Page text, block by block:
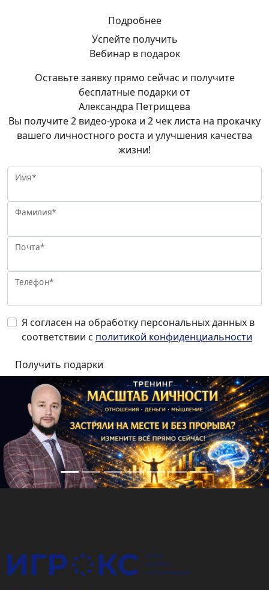
Подробнее
Успейте получить
Вебинар в подарок
Оставьте заявку прямо сейчас и получите
бесплатные подарки от
Александра Петрищева
Вы получите 2 видео-урока и 2 чек листа на прокачку
вашего личностного роста и улучшения качества
жизни!
Имя*
Фамилия*
Почта*
Телефон*
Я согласен на обработку персональных данных в
соответствии с политикой конфиденциальности